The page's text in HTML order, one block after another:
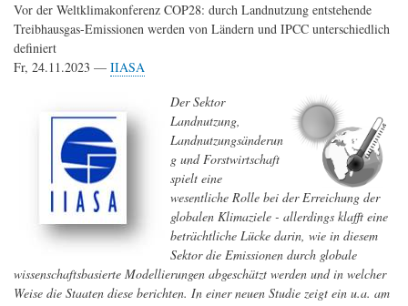
Vor der Weltklimakonferenz COP28: durch Landnutzung entstehende
Treibhausgas-Emissionen werden von Ländern und IPCC unterschiedlich
definiert
Fr, 24.11.2023 — IIASA
Der Sektor
Landnutzung,
Landnutzungsänderun
g und Forstwirtschaft
spielt eine
wesentliche Rolle bei der Erreichung der
globalen Klimaziele - allerdings klafft eine
beträchtliche Lücke darin, wie in diesem
Sektor die Emissionen durch globale
wissenschaftsbasierte Modellierungen abgeschätzt werden und in welcher
Weise die Staaten diese berichten. In einer neuen Studie zeigt ein u.a. am